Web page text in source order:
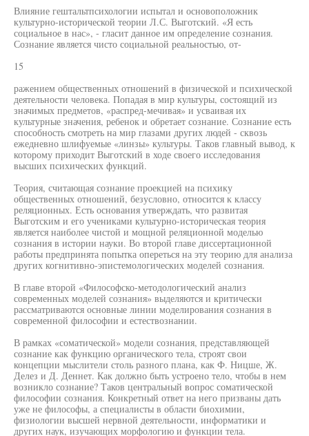
Влияние гештальтпсихологии испытал и основоположник
культурно-исторической теории Л.С. Выготский. «Я есть
социальное в нас», - гласит данное им определение сознания.
Сознание является чисто социальной реальностью, от-
15
ражением общественных отношений в физической и психической
деятельности человека. Попадая в мир культуры, состоящий из
значимых предметов, «распред-мечивая» и усваивая их
культурные значения, ребенок и обретает сознание. Сознание есть
способность смотреть на мир глазами других людей - сквозь
ежедневно шлифуемые «линзы» культуры. Таков главный вывод, к
которому приходит Выготский в ходе своего исследования
высших психических функций.
Теория, считающая сознание проекцией на психику
общественных отношений, безусловно, относится к классу
реляционных. Есть основания утверждать, что развитая
Выготским и его учениками культурно-историческая теория
является наиболее чистой и мощной реляционной моделью
сознания в истории науки. Во второй главе диссертационной
работы предпринята попытка опереться на эту теорию для анализа
других когнитивно-эпистемологических моделей сознания.
В главе второй «Философско-методологический анализ
современных моделей сознания» выделяются и критически
рассматриваются основные линии моделирования сознания в
современной философии и естествознании.
В рамках «соматической» модели сознания, представляющей
сознание как функцию органического тела, строят свои
концепции мыслители столь разного плана, как Ф. Ницше, Ж.
Делез и Д. Деннет. Как должно быть устроено тело, чтобы в нем
возникло сознание? Таков центральный вопрос соматической
философии сознания. Конкретный ответ на него призваны дать
уже не философы, а специалисты в области биохимии,
физиологии высшей нервной деятельности, информатики и
других наук, изучающих морфологию и функции тела.